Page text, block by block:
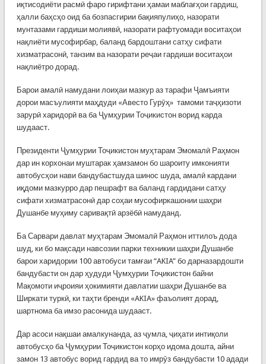
иқтисодиёти расмӣ фаро гирифтани ҳамаи маблағҳои гардиш,
ҳалли баҳсҳо оид ба бозпасгирии бақияпулиҳо, назорати
мунтазами гардиши молиявӣ, назорати рафтуомади воситаҳои
нақлиёти мусофирбар, баланд бардоштани сатҳу сифати
хизматрасонӣ, танзим ва назорати реҷаи гардиши воситаҳои
нақлиётро дорад.
Барои амалӣ намудани лоиҳаи мазкур аз тарафи Ҷамъияти
дорои масъулияти маҳдуди «Авесто Гурӯҳ» тамоми таҷҳизоти
зарурӣ харидорӣ ва ба Ҷумҳурии Тоҷикистон ворид карда
шудааст.
Президенти Ҷумҳурии Тоҷикистон муҳтарам Эмомалӣ Раҳмон
дар ин корхонаи муштарак ҳамзамон бо шароиту имконияти
автобусҳои нави бандубастшуда шинос шуда, амалӣ кардани
иқдоми мазкурро дар пешрафт ва баланд гардидани сатҳу
сифати хизматрасонӣ дар соҳаи мусофиркашонии шаҳри
Душанбе муҳиму саривақтӣ арзёбӣ намуданд.
Ба Сарвари давлат муҳтарам Эмомалӣ Раҳмон иттилоъ дода
шуд, ки бо мақсади навсозии парки техникии шаҳри Душанбе
барои харидории 100 автобуси тамғаи “AKIA” бо дарназардошти
бандубасти он дар ҳудуди Ҷумҳурии Тоҷикистон байни
Мақомоти иҷроияи ҳокимияти давлатии шаҳри Душанбе ва
Ширкати туркӣ, ки таҳти бренди «AKIA» фаъолият дорад,
шартнома ба имзо расонида шудааст.
Дар асоси нақшаи амалкунанда, аз ҷумла, ҷиҳати интиқоли
автобусҳо ба Ҷумҳурии Тоҷикистон корҳо идома дошта, айни
замон 13 автобус ворид гардид ва то имрӯз бандубасти 10 адади